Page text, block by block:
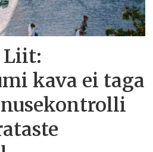
Liit:
kava ei taga